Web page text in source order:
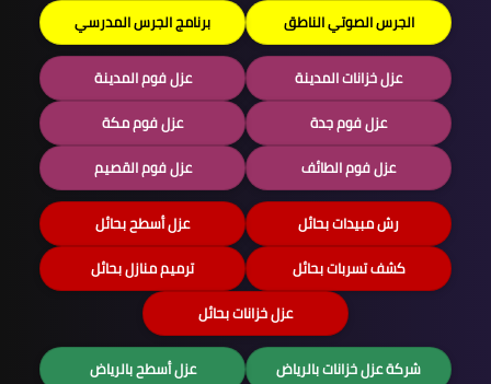
الجرس الصوتي الناطق برنامج الجرس المدرسي
عزل خزانات المدينة
عزل فوم المدينة
عزل فوم جدة
عزل فوم مكة
عزل فوم الطائف
عزل فوم القصيم
رش مبيدات بحائل
عزل أسطح بحائل
كشف تسربات بحائل
ترميم منازل بحائل
عزل خزانات بحائل
شركة عزل خزانات بالرياض
عزل أسطح بالرياض